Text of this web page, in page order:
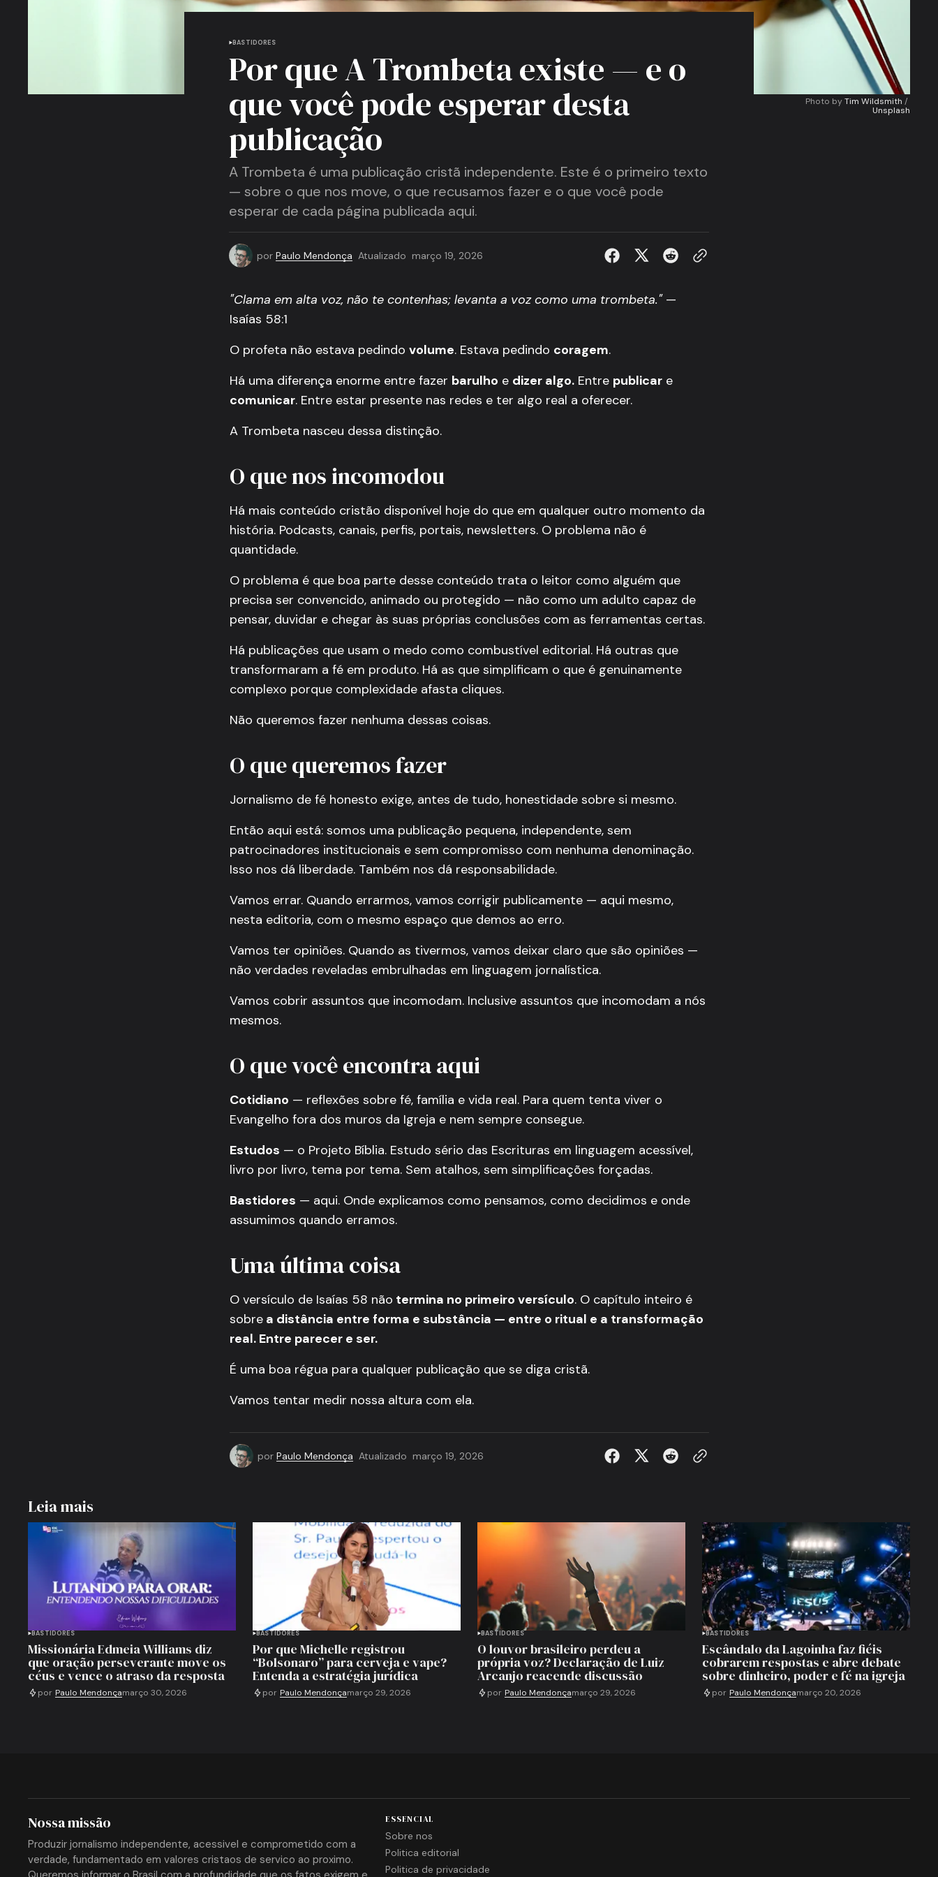
Photo by Tim Wildsmith /
Unsplash
BASTIDORES
Por que A Trombeta existe — e o
que você pode esperar desta
publicação
A Trombeta é uma publicação cristã independente. Este é o primeiro texto
— sobre o que nos move, o que recusamos fazer e o que você pode
esperar de cada página publicada aqui.
por Paulo Mendonça Atualizado março 19, 2026
"Clama em alta voz, não te contenhas; levanta a voz como uma trombeta."—
Isaías 58:1
O profeta não estava pedindo volume. Estava pedindo coragem.
Há uma diferença enorme entre fazer barulho e dizer algo.Entre publicare
comunicar. Entre estar presente nas redes e ter algo real a oferecer.
A Trombeta nasceu dessa distinção.
O que nos incomodou
Há mais conteúdo cristão disponível hoje do que em qualquer outro momento da
história. Podcasts, canais, perfis, portais, newsletters. O problema não é
quantidade.
O problema é que boa parte desse conteúdo trata o leitor como alguém que
precisa ser convencido, animado ou protegido — não como um adulto capaz de
pensar, duvidar e chegar às suas próprias conclusões com as ferramentas certas.
Há publicações que usam o medo como combustível editorial. Há outras que
transformaram a fé em produto. Há as que simplificam o que é genuinamente
complexo porque complexidade afasta cliques.
Não queremos fazer nenhuma dessas coisas.
O que queremos fazer
Jornalismo de fé honesto exige, antes de tudo, honestidade sobre si mesmo.
Então aqui está: somos uma publicação pequena, independente, sem
patrocinadores institucionais e sem compromisso com nenhuma denominação.
Isso nos dá liberdade. Também nos dá responsabilidade.
Vamos errar. Quando errarmos, vamos corrigir publicamente — aqui mesmo,
nesta editoria, com o mesmo espaço que demos ao erro.
Vamos ter opiniões. Quando as tivermos, vamos deixar claro que são opiniões —
não verdades reveladas embrulhadas em linguagem jornalística.
Vamos cobrir assuntos que incomodam. Inclusive assuntos que incomodam a nós
mesmos.
O que você encontra aqui
Cotidiano — reflexões sobre fé, família e vida real. Para quem tenta viver o
Evangelho fora dos muros da Igreja e nem sempre consegue.
Estudos — o Projeto Bíblia. Estudo sério das Escrituras em linguagem acessível,
livro por livro, tema por tema. Sem atalhos, sem simplificações forçadas.
Bastidores — aqui. Onde explicamos como pensamos, como decidimos e onde
assumimos quando erramos.
Uma última coisa
O versículo de Isaías 58 não termina no primeiro versículo. O capítulo inteiro é
sobrea distância entre forma e substância — entre o ritual e a transformação
real. Entre parecer e ser.
É uma boa régua para qualquer publicação que se diga cristã.
Vamos tentar medir nossa altura com ela.
por Paulo Mendonça Atualizado março 19, 2026
Leia mais
BASTIDORES
Missionária Edmeia Williams diz
que oração perseverante move os
céus e vence o atraso da resposta
por Paulo Mendonçamarço 30, 2026
BASTIDORES
Por que Michelle registrou
“Bolsonaro” para cerveja e vape?
Entenda a estratégia jurídica
por Paulo Mendonçamarço 29, 2026
BASTIDORES
O louvor brasileiro perdeu a
própria voz? Declaração de Luiz
Arcanjo reacende discussão
por Paulo Mendonçamarço 29, 2026
BASTIDORES
Escândalo da Lagoinha faz fiéis
cobrarem respostas e abre debate
sobre dinheiro, poder e fé na igreja
por Paulo Mendonçamarço 20, 2026
Nossa missão
Produzir jornalismo independente, acessivel e comprometido com a
verdade, fundamentado em valores cristaos de servico ao proximo.
ESSENCIAL
Sobre nos
Politica editorial
Politica de privacidade